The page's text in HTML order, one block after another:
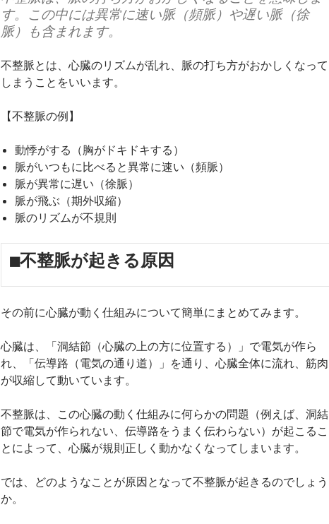
す。この中には異常に速い脈（頻脈）や遅い脈（徐
脈）も含まれます。
不整脈とは、心臓のリズムが乱れ、脈の打ち方がおかしくなって
しまうことをいいます。
【不整脈の例】
動悸がする（胸がドキドキする）
脈がいつもに比べると異常に速い（頻脈）
脈が異常に遅い（徐脈）
脈が飛ぶ（期外収縮）
脈のリズムが不規則
■不整脈が起きる原因
その前に心臓が動く仕組みについて簡単にまとめてみます。
心臓は、「洞結節（心臓の上の方に位置する）」で電気が作ら
れ、「伝導路（電気の通り道）」を通り、心臓全体に流れ、筋肉
が収縮して動いています。
不整脈は、この心臓の動く仕組みに何らかの問題（例えば、洞結
節で電気が作られない、伝導路をうまく伝わらない）が起こるこ
とによって、心臓が規則正しく動かなくなってしまいます。
では、どのようなことが原因となって不整脈が起きるのでしょう
か。